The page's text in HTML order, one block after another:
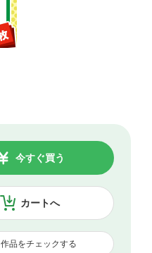
カートへ
今すぐ買う
作品をチェックする